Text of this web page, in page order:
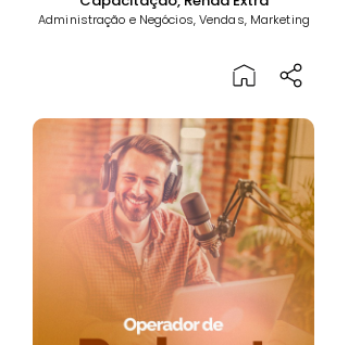
Administração e Negócios, Vendas, Marketing